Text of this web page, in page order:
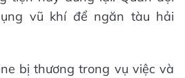
vũ khí để ngăn tàu hải
bị thương trong vụ việc và